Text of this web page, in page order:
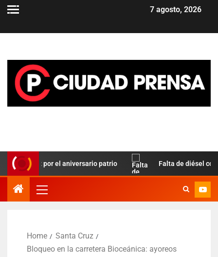
7 agosto, 2026
Paz por el aniversario patrio Falta de diésel complica
Home
Santa Cruz
Bloqueo en la carretera Bioceánica: ayoreos